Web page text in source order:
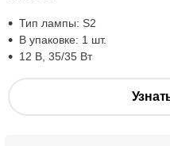
Тип лампы: S2
В упаковке: 1 шт.
12 В, 35/35 Вт